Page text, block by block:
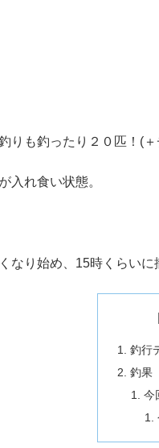
りも釣ったり２０匹！(
入れ食い状態。
なり始め、15時くらいに
釣行
釣果
今